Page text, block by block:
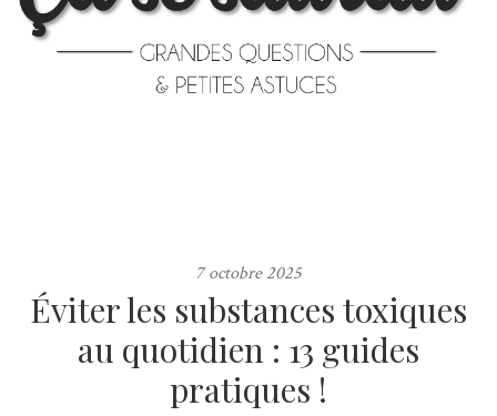
7 octobre 2025
Éviter les substances toxiques
au quotidien : 13 guides
pratiques !